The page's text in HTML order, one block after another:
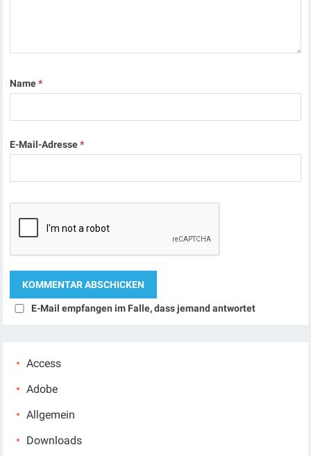
Name*
E-Mail-Adresse*
E-Mail empfangen im Falle, dass jemand antwortet
Access
Adobe
Allgemein
Downloads